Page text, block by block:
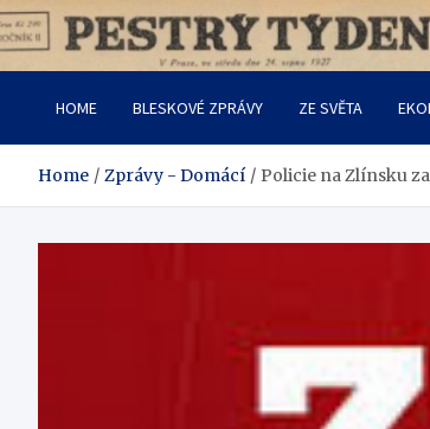
Skip
to
Pestrý Týden
HOME BLESKOVÉ ZPRÁVY ZE SVĚTA
Home Zprávy - Domácí Policie na Zlínsku